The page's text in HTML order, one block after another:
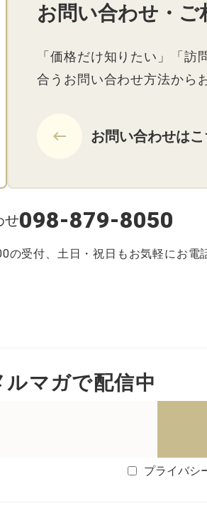
お問い合わせ・ご
「価格だけ知りたい」「訪
合うお問い合わせ方法から
keyboard_backspace お問い合わせはこ
せ098-879-8050
受付、土日・祝日もお気軽にお電
マガで配信中
プライバシ